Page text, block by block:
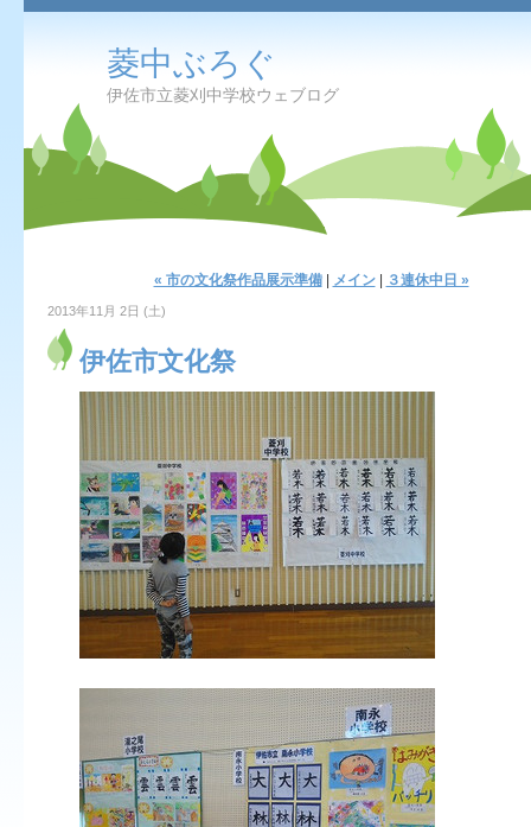
菱中ぶろぐ
伊佐市立菱刈中学校ウェブログ
« 市の文化祭作品展示準備| メイン| ３連休中日 »
2013年11月 2日 (土)
伊佐市文化祭